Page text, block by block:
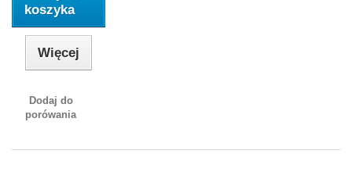
koszyka
Więcej
Dodaj do
porówania